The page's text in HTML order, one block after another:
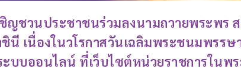
ญชวนประชาชนร่วมลงนามถวายพระพร
นี เนื่องในวโรกาสวันเฉลิมพระชนมพรรษ
บบออนไลน์ ที่เว็บไซต์หน่วยราชการในพ